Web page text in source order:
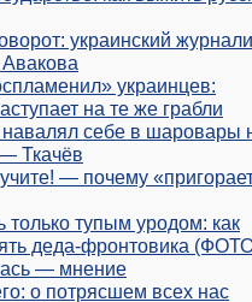
украинский
украинцев:
на те же грабли
навалял себе в шаровары
Ткачёв
— почему
только тупым уродом: как
деда-фронтовика
— мнение
о потрясшем всех нас